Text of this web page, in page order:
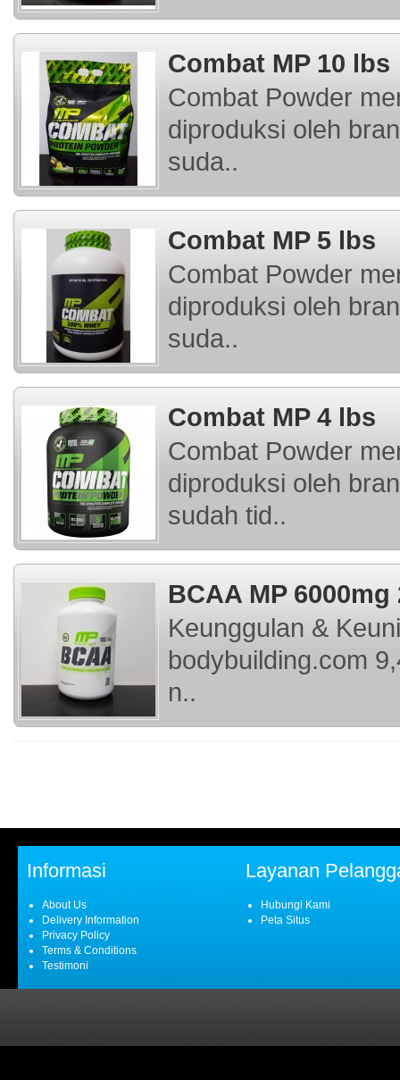
Combat MP 10 lbs
Combat Powder
diproduksi oleh
suda..
Combat MP 5 lbs
Combat Powder
diproduksi oleh
suda..
Combat MP 4 lbs
Combat Powder
diproduksi oleh
sudah tid..
BCAA MP 6000mg
Keunggulan &
bodybuilding.com
n..
Informasi
About Us
Delivery Information
Privacy Policy
Terms & Conditions
Testimoni
Layanan
Hubungi Kami
Peta Situs